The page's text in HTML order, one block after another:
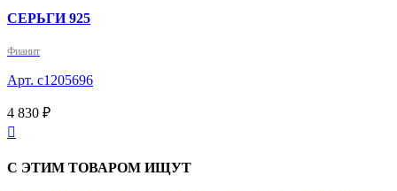
СЕРЬГИ 925
Фианит
Арт. с1205696
4 830 ₽

С ЭТИМ ТОВАРОМ ИЩУТ